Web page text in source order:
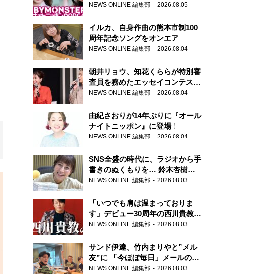
トニッポンPODCAST』月替わり
NEWS ONLINE 編集部 2026.08.05
イルカ、自身作曲の熊本市制100
周年記念ソングをオンエア
NEWS ONLINE 編集部 2026.08.04
朝井リョウ、知花くららが特別審
査員を務めたエッセイコンテスト
の特別番組「#いまあなたに伝え
NEWS ONLINE 編集部 2026.08.04
由紀さおりが14年ぶりに『オール
ナイトニッポン』に登場！
NEWS ONLINE 編集部 2026.08.04
SNS全盛の時代に、ラジオから手
書きのぬくもりを… 鈴木杏樹の
直筆はがきが届く！
郵便局
NEWS ONLINE 編集部 2026.08.03
「いつでも肩は温まっておりま
す」デビュー30周年の西川貴教が
『オールナイトニッポン』に登
NEWS ONLINE 編集部 2026.08.03
サンド伊達、竹内まりやと”メル
友”に 「今ほぼ毎日」メールのや
り取り明かす
NEWS ONLINE 編集部 2026.08.03